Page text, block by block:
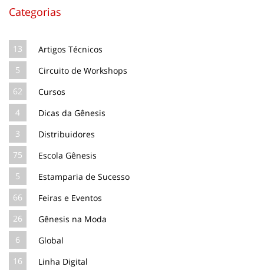
Categorias
13
Artigos Técnicos
5
Circuito de Workshops
62
Cursos
4
Dicas da Gênesis
3
Distribuidores
75
Escola Gênesis
5
Estamparia de Sucesso
66
Feiras e Eventos
26
Gênesis na Moda
6
Global
16
Linha Digital